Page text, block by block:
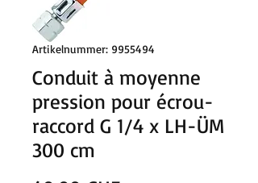
Artikelnummer: 9955494
Conduit à moyenne
pression pour écrou-
raccord G 1/4 x LH-ÜM
300 cm